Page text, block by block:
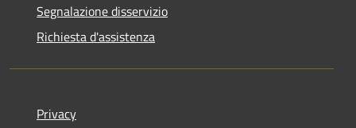
Segnalazione disservizio
Richiesta d'assistenza
Privacy